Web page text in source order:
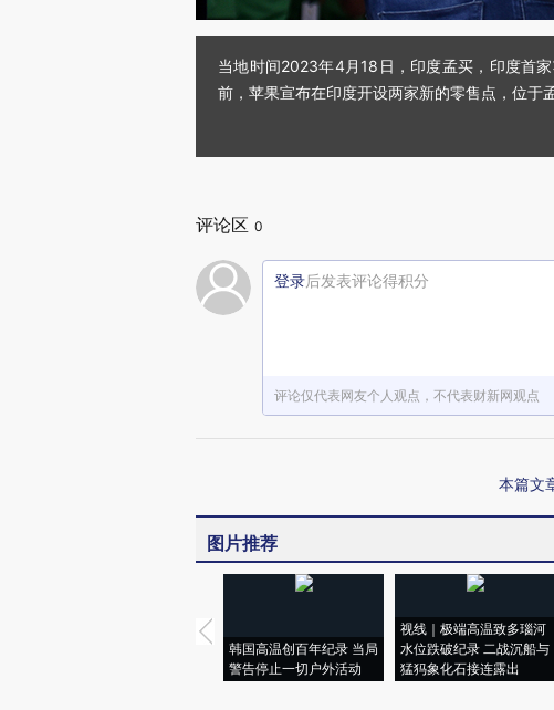
当地时间2023年4月18日，印度孟买，印度首
前，苹果宣布在印度开设两家新的零售点，位
评论区 0
登录后发表评论得积分
评论仅代表网友个人观点，不代表财新网观点
本篇文
图片推荐
韩国高温创百年纪录 当局
警告停止一切户外活动
视线｜极端高温致多瑙河
水位跌破纪录 二战沉船与
猛犸象化石接连露出